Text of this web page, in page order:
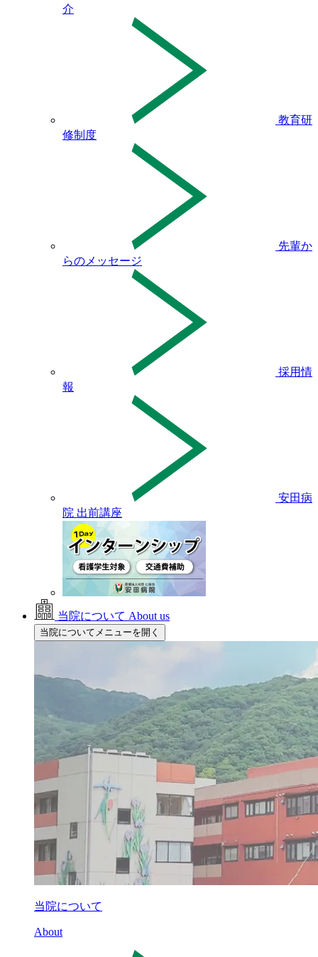
介
教育研
修制度
先輩か
らのメッセージ
採用情
報
安田病
院 出前講座
当院について About us
当院についてメニューを開く
当院について
About